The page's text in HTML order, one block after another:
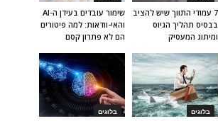
שימור עובדים בעידן ה-AI
והאי-וודאות: למה פיטורים
הם לא פתרון קסם
7 עמודי התווך שיש להציב
בבסיס תהליך הגיוס
ומיתוג המעסיק
בלוגים בלוגים